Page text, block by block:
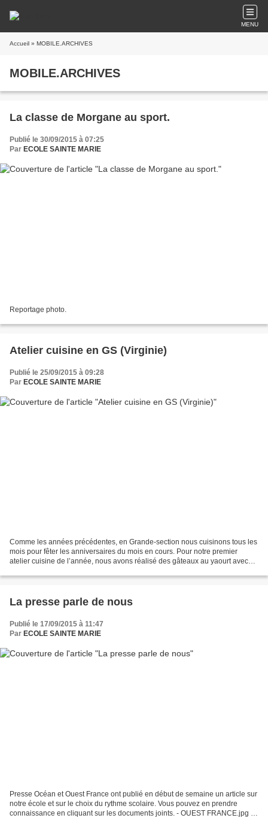
MENU
Accueil » MOBILE.ARCHIVES
MOBILE.ARCHIVES
La classe de Morgane au sport.
Publié le 30/09/2015 à 07:25
Par ECOLE SAINTE MARIE
Reportage photo.
Atelier cuisine en GS (Virginie)
Publié le 25/09/2015 à 09:28
Par ECOLE SAINTE MARIE
Comme les années précédentes, en Grande-section nous cuisinons tous les
mois pour fêter les anniversaires du mois en cours. Pour notre premier
atelier cuisine de l’année, nous avons réalisé des gâteaux au yaourt avec
La presse parle de nous
Publié le 17/09/2015 à 11:47
Par ECOLE SAINTE MARIE
Presse Océan et Ouest France ont publié en début de semaine un article sur
notre école et sur le choix du rythme scolaire. Vous pouvez en prendre
connaissance en cliquant sur les documents joints. - OUEST FRANCE.jpg -